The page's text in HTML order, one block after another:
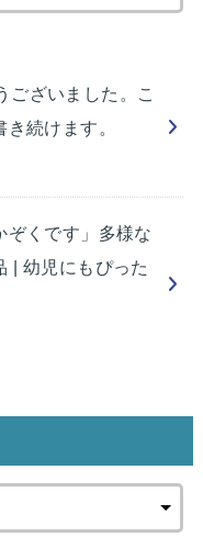
ございました。こ
続けます。
ぞくです」多様な
| 幼児にもぴった